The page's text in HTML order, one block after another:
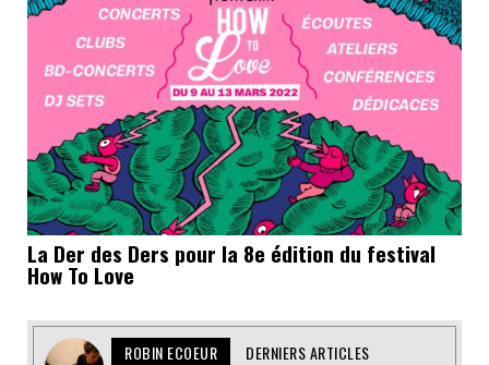
La Der des Ders pour la 8e édition du festival
How To Love
ROBIN ECOEUR DERNIERS ARTICLES